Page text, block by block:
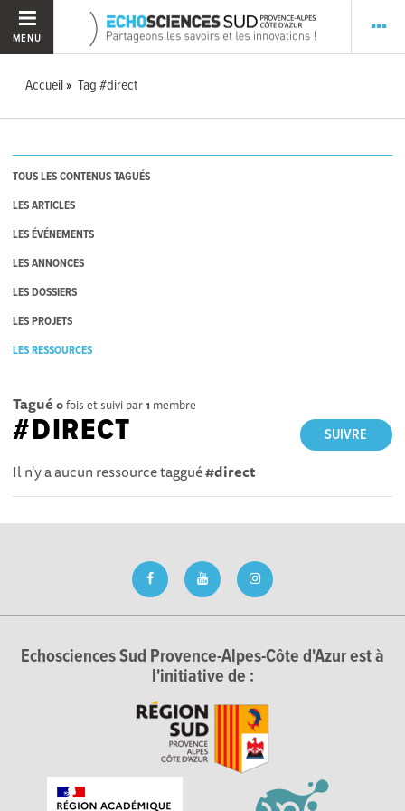
MENU
Accueil Tag #direct
TOUS LES CONTENUS TAGUÉS
LES ARTICLES
LES ÉVÉNEMENTS
LES ANNONCES
LES DOSSIERS
LES PROJETS
LES RESSOURCES
Tagué 0fois et suivi par1 membre
SUIVRE
#DIRECT
Il n'y a aucun ressource taggué#direct
Echosciences Sud Provence-Alpes-Côte d'Azur est à
l'initiative de :